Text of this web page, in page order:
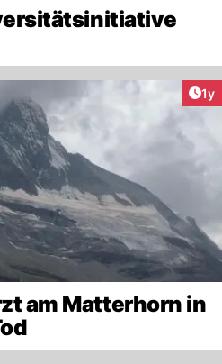
1y
am Matterhorn in